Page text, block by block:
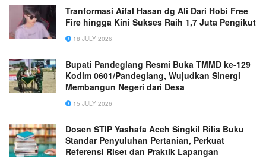
Tranformasi Aifal Hasan dg Ali Dari Hobi Free
Fire hingga Kini Sukses Raih 1,7 Juta Pengikut
18 JULY 2026
Bupati Pandeglang Resmi Buka TMMD ke-129
Kodim 0601/Pandeglang, Wujudkan Sinergi
Membangun Negeri dari Desa
15 JULY 2026
Dosen STIP Yashafa Aceh Singkil Rilis Buku
Standar Penyuluhan Pertanian, Perkuat
Referensi Riset dan Praktik Lapangan